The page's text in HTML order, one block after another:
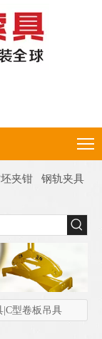
夹钳
钢轨夹具
|C型卷板吊具